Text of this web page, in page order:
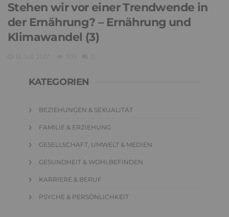
Stehen wir vor einer Trendwende in
der Ernährung? – Ernährung und
Klimawandel (3)
KATEGORIEN
BEZIEHUNGEN & SEXUALITÄT
FAMILIE & ERZIEHUNG
GESELLSCHAFT, UMWELT & MEDIEN
GESUNDHEIT & WOHLBEFINDEN
KARRIERE & BERUF
PSYCHE & PERSÖNLICHKEIT